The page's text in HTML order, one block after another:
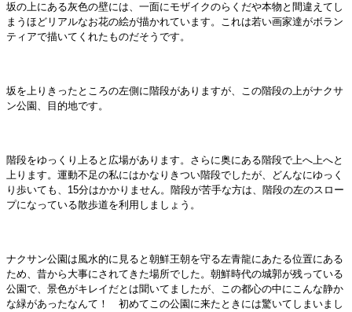
坂の上にある灰色の壁には、一面にモザイクのらくだや本物と間違えてし
まうほどリアルなお花の絵が描かれています。これは若い画家達がボラン
ティアで描いてくれたものだそうです。
坂を上りきったところの左側に階段がありますが、この階段の上がナクサ
ン公園、目的地です。
階段をゆっくり上ると広場があります。さらに奥にある階段で上へ上へと
上ります。運動不足の私にはかなりきつい階段でしたが、どんなにゆっく
り歩いても、15分はかかりません。階段が苦手な方は、階段の左のスロー
プになっている散歩道を利用しましょう。
ナクサン公園は風水的に見ると朝鮮王朝を守る左青龍にあたる位置にある
ため、昔から大事にされてきた場所でした。朝鮮時代の城郭が残っている
公園で、景色がキレイだとは聞いてましたが、この都心の中にこんな静か
な緑があったなんて！ 初めてこの公園に来たときには驚いてしまいまし